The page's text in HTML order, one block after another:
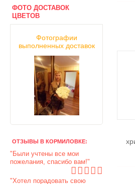
ФОТО ДОСТАВОК
ЦВЕТОВ
Фотографии
выполненных доставок
ОТЗЫВЫ В КОРМИЛОВКЕ:
"Были учтены все мои
пожелания, спасибо вам!"
"Хотел порадовать свою